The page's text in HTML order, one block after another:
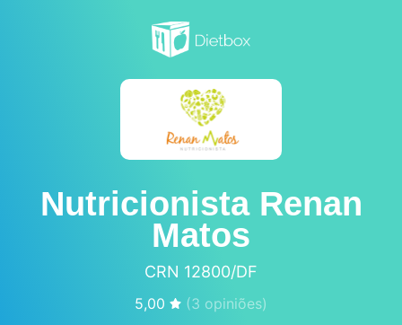
Nutricionista Renan
Matos
CRN 12800/DF
5,00 (3 opiniões)